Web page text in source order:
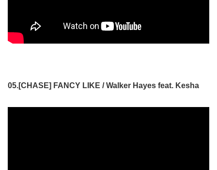
05.[CHASE] FANCY LIKE / Walker Hayes feat. Kesha